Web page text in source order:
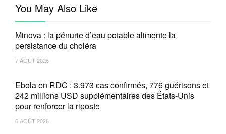
You May Also Like
Minova : la pénurie d’eau potable alimente la
persistance du choléra
7 AOÛT 2026
Ebola en RDC : 3.973 cas confirmés, 776 guérisons et
242 millions USD supplémentaires des États-Unis
pour renforcer la riposte
6 AOÛT 2026